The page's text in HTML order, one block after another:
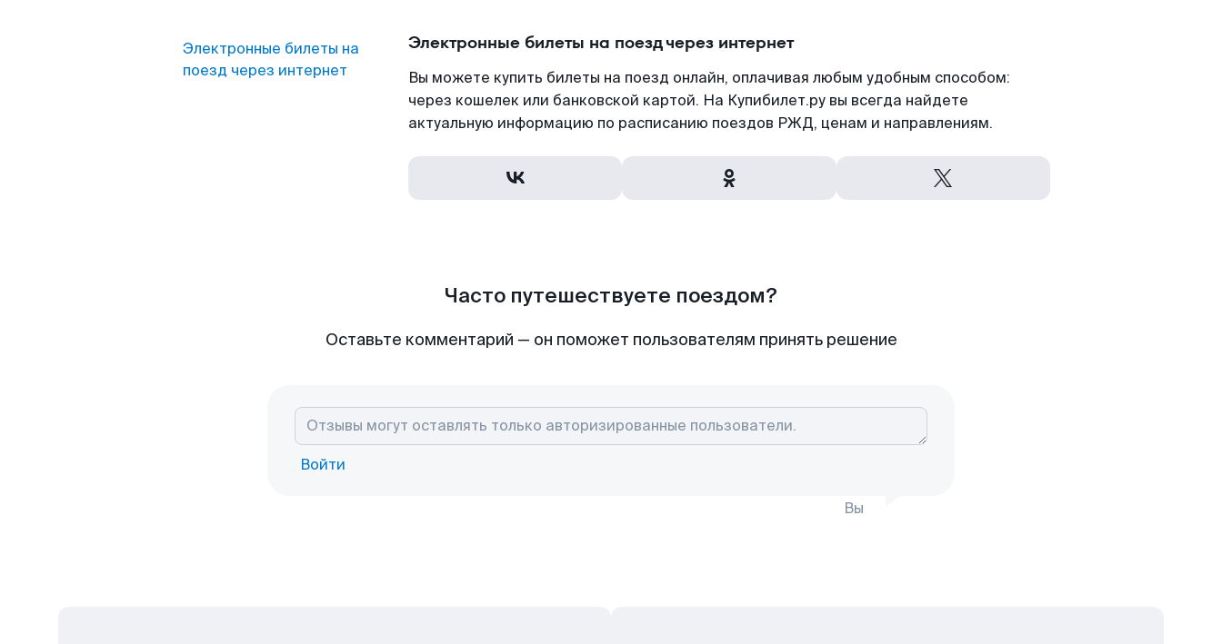
Электронные билеты на
поезд через интернет
Электронные билеты на поезд через интернет
Вы можете купить билеты на поезд онлайн, оплачивая любым удобным способом:
через кошелек или банковской картой. На Купибилет.ру вы всегда найдете
актуальную информацию по расписанию поездов РЖД, ценам и направлениям.
Часто путешествуете поездом?
Оставьте комментарий — он поможет пользователям принять решение
Войти
Вы